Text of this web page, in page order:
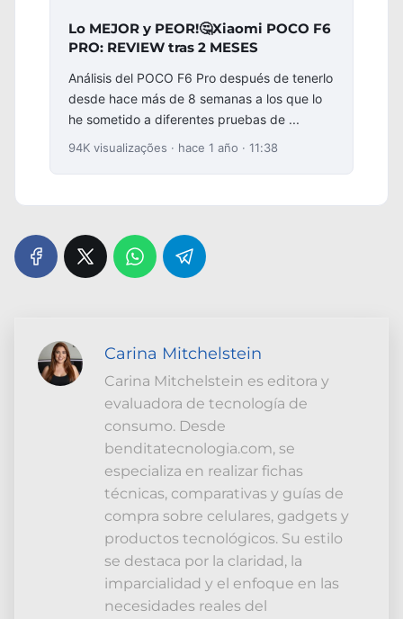
Lo MEJOR y PEOR!🤔Xiaomi POCO F6
PRO: REVIEW tras 2 MESES
Análisis del POCO F6 Pro después de tenerlo
desde hace más de 8 semanas a los que lo
he sometido a diferentes pruebas de ...
94K visualizações · hace 1 año · 11:38
Carina Mitchelstein
Carina Mitchelstein es editora y
evaluadora de tecnología de
consumo. Desde
benditatecnologia.com, se
especializa en realizar fichas
técnicas, comparativas y guías de
compra sobre celulares, gadgets y
productos tecnológicos. Su estilo
se destaca por la claridad, la
imparcialidad y el enfoque en las
necesidades reales del